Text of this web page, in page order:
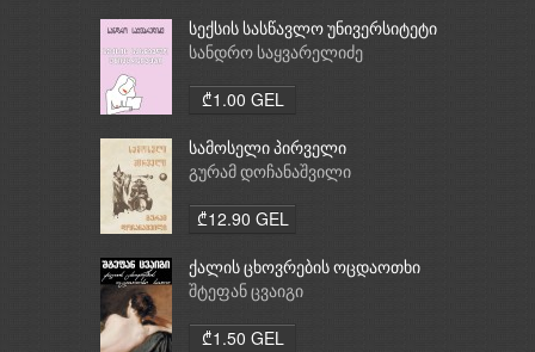
სექსის სასწავლო უნივერსიტეტი
სანდრო საყვარელიძე
₾1.00 GEL
სამოსელი პირველი
გურამ დოჩანაშვილი
₾12.90 GEL
ქალის ცხოვრების ოცდაოთხი
საათი
შტეფან ცვაიგი
₾1.50 GEL